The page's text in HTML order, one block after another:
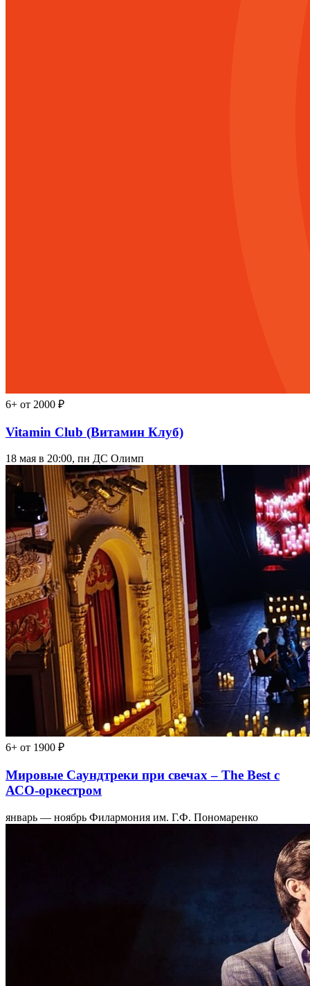
6+ от 2000 ₽
Vitamin Club (Витамин Клуб)
18 мая в 20:00, пн ДС Олимп
6+ от 1900 ₽
Мировые Саундтреки при свечах – The Best с
АСО-оркестром
январь — ноябрь Филармония им. Г.Ф. Пономаренко